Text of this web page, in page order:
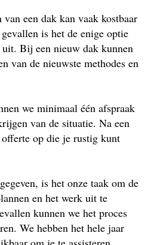
een dak kan vaak kostbaar
is het de enige optie
Bij een nieuw dak kunnen
van de nieuwste methodes en
we minimaal één afspraak
van de situatie. Na een
op die je rustig kunt
is het onze taak om de
en het werk uit te
kunnen we het proces
We hebben het hele jaar